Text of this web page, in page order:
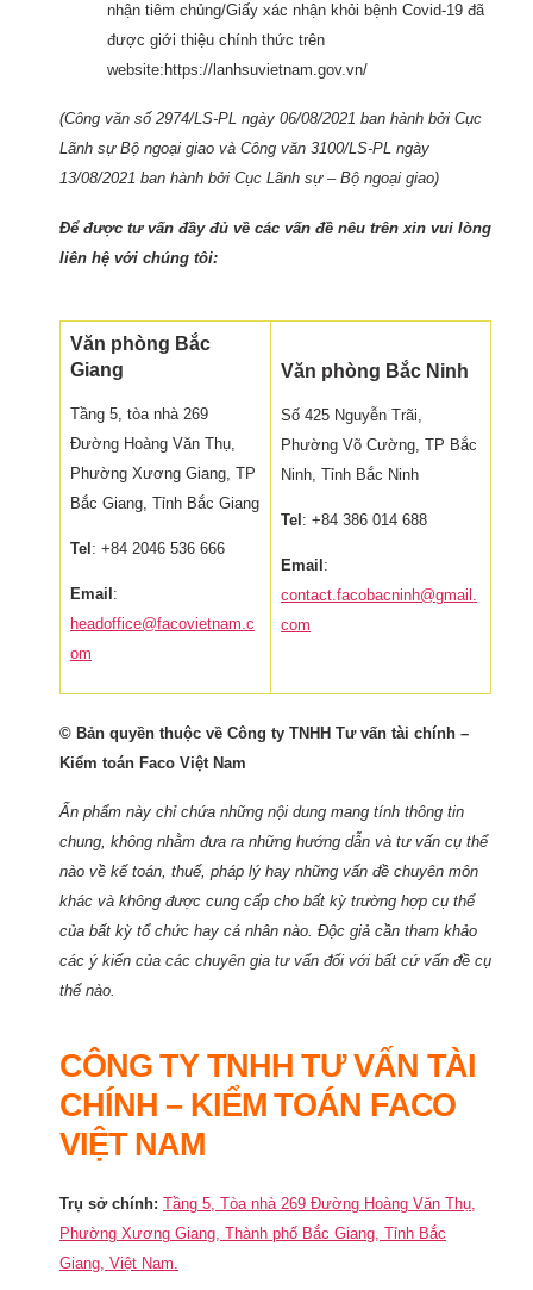
nhận tiêm chủng/Giấy xác nhận khỏi bệnh Covid-19 đã
được giới thiệu chính thức trên
website:https://lanhsuvietnam.gov.vn/
(Công văn số 2974/LS-PL ngày 06/08/2021 ban hành bởi Cục
Lãnh sự Bộ ngoại giao và Công văn 3100/LS-PL ngày
13/08/2021 ban hành bởi Cục Lãnh sự – Bộ ngoại giao)
Để được tư vấn đầy đủ về các vấn đề nêu trên xin vui lòng
liên hệ với chúng tôi:
Văn phòng Bắc
Giang
Tầng 5, tòa nhà 269
Đường Hoàng Văn Thụ,
Phường Xương Giang, TP
Bắc Giang, Tỉnh Bắc Giang
Tel: +84 2046 536 666
Email:
headoffice@facovietnam.c
om
Văn phòng Bắc Ninh
Số 425 Nguyễn Trãi,
Phường Võ Cường, TP Bắc
Ninh, Tỉnh Bắc Ninh
Tel: +84 386 014 688
Email:
contact.facobacninh@gmail.
com
© Bản quyền thuộc về Công ty TNHH Tư vấn tài chính –
Kiểm toán Faco Việt Nam
Ấn phẩm này chỉ chứa những nội dung mang tính thông tin
chung, không nhằm đưa ra những hướng dẫn và tư vấn cụ thể
nào về kế toán, thuế, pháp lý hay những vấn đề chuyên môn
khác và không được cung cấp cho bất kỳ trường hợp cụ thể
của bất kỳ tổ chức hay cá nhân nào. Độc giả cần tham khảo
các ý kiến của các chuyên gia tư vấn đối với bất cứ vấn đề cụ
thể nào.
CÔNG TY TNHH TƯ VẤN TÀI
CHÍNH – KIỂM TOÁN FACO
VIỆT NAM
Trụ sở chính: Tầng 5, Tòa nhà 269 Đường Hoàng Văn Thụ,
Phường Xương Giang, Thành phố Bắc Giang, Tỉnh Bắc
Giang, Việt Nam.